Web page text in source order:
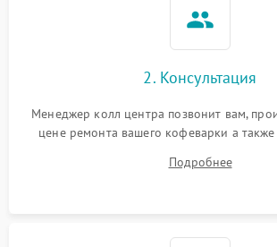
2. Консультация
Менеджер колл центра позвонит вам,
цене ремонта вашего кофеварки а также
Подробнее